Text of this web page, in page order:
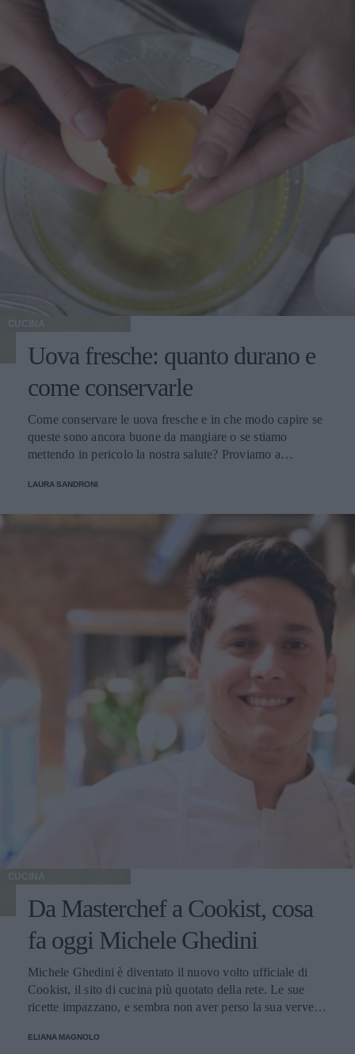
con il riso possiamo fare un ottimo risotto di mare con
qualche originale variante, come l’anima piccante e l’uso
del grongo. Il vino Erbaluce di Caluso Docg Ideale con
frittate a base di verdure, piatti a base di riso, supplì di riso,
il risotto con le rane, il risotto all’Erbaluce, la zuppa
canavesana, i fritti di carne e piatti di pesce (pesce di lago
o di mare poco grassi) come il carpaccio di trota e la tartare
di coregone. Ottimo anche a fine pasto accompagnato a
tomini freschi e grano padano fresco. Si consiglia di
servire alla temperatura di 8-10 °C.
CUCINA
Uova fresche: quanto durano e
come conservarle
Come conservare le uova fresche e in che modo capire se
queste sono ancora buone da mangiare o se stiamo
mettendo in pericolo la nostra salute? Proviamo a
LAURA SANDRONI
CUCINA
Da Masterchef a Cookist, cosa
fa oggi Michele Ghedini
Michele Ghedini è diventato il nuovo volto ufficiale di
Cookist, il sito di cucina più quotato della rete. Le sue
ricette impazzano, e sembra non aver perso la sua verve
veramente stupendo.
ELIANA MAGNOLO